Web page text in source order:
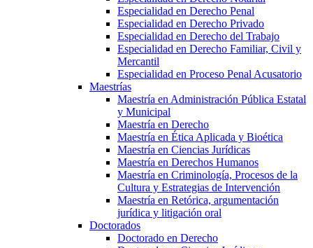
Especialidad en Derecho Penal
Especialidad en Derecho Privado
Especialidad en Derecho del Trabajo
Especialidad en Derecho Familiar, Civil y
Mercantil
Especialidad en Proceso Penal Acusatorio
Maestrías
Maestría en Administración Pública Estatal
y Municipal
Maestría en Derecho
Maestría en Ética Aplicada y Bioética
Maestría en Ciencias Jurídicas
Maestría en Derechos Humanos
Maestría en Criminología, Procesos de la
Cultura y Estrategias de Intervención
Maestría en Retórica, argumentación
jurídica y litigación oral
Doctorados
Doctorado en Derecho